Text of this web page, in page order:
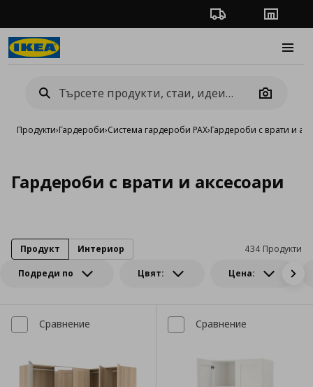
Проследяване на
Camera
Продукти›Гардероби›Система гардероби PAX›Гардероби с врати и
Гардероби с врати и аксесоари
Подреди по Цвят: Цена:
434 Продукти
Продукт Интериор
Сравнение Сравнение